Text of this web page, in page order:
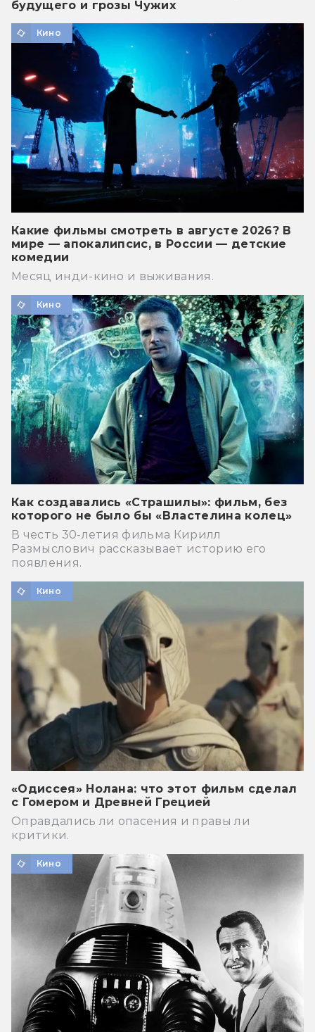
будущего и грозы Чужих
Кино
Какие фильмы смотреть в августе 2026? В
мире — апокалипсис, в России — детские
комедии
Месяц инди-кино и выживания.
Кино
Как создавались «Страшилы»: фильм, без
которого не было бы «Властелина колец»
В честь 30-летия фильма Кирилл
Размыслович рассказывает историю его
появления.
Кино
«Одиссея» Нолана: что этот фильм сделал
с Гомером и Древней Грецией
Оправдались ли опасения и правы ли
критики.
Кино